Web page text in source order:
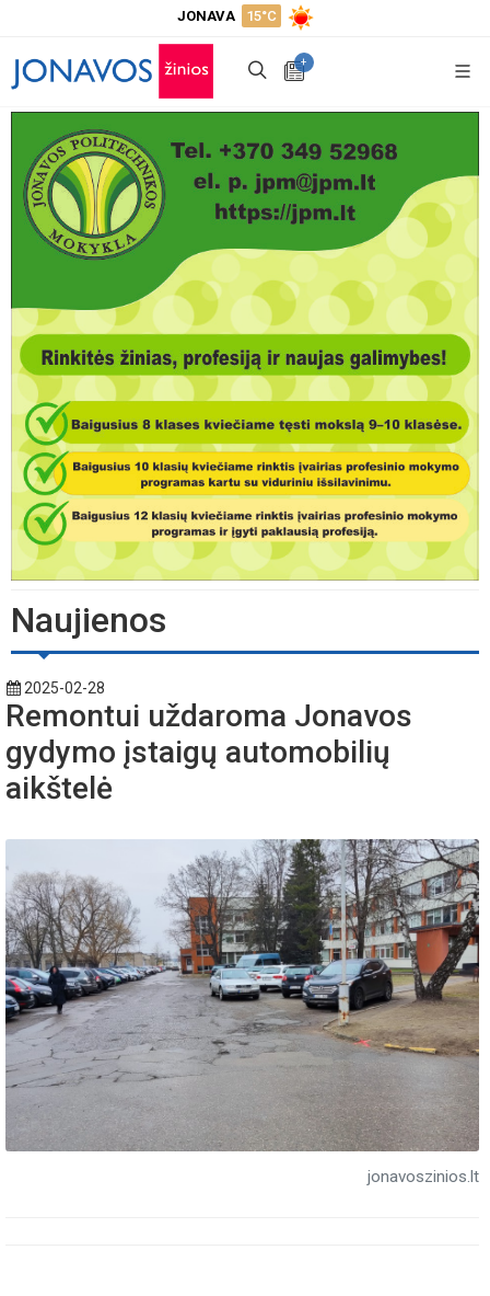
JONAVA 15°C
+
Naujienos
2025-02-28
Remontui uždaroma Jonavos
gydymo įstaigų automobilių
aikštelė
jonavoszinios.lt